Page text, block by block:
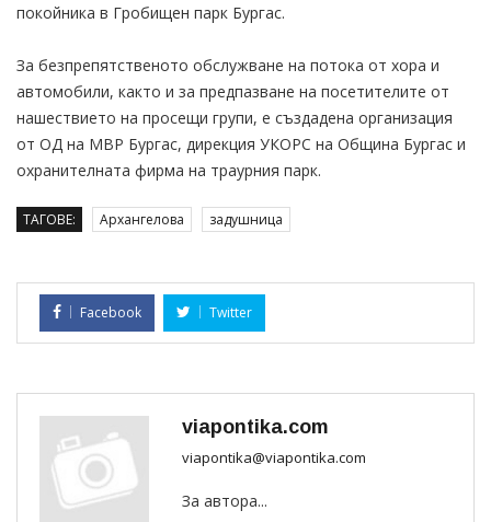
покойника в Гробищен парк Бургас.
За безпрепятственото обслужване на потока от хора и
автомобили, както и за предпазване на посетителите от
нашествието на просещи групи, е създадена организация
от ОД на МВР Бургас, дирекция УКОРС на Община Бургас и
охранителната фирма на траурния парк.
ТАГОВЕ: Архангелова задушница
Facebook Twitter
viapontika.com
viapontika@viapontika.com
За автора...